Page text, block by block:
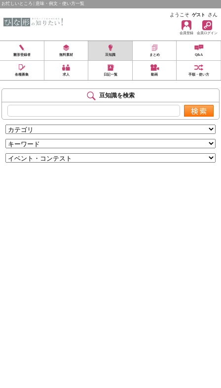
お忙しいところ | 意味・例文・使い方一覧
ようこそ ゲスト さん
会員登録 会員ログイン
雛形登録者 無料素材 豆知識 まとめ Q&A
各種募集 求人 日記一覧 動画 手順・使い方
豆知識を検索